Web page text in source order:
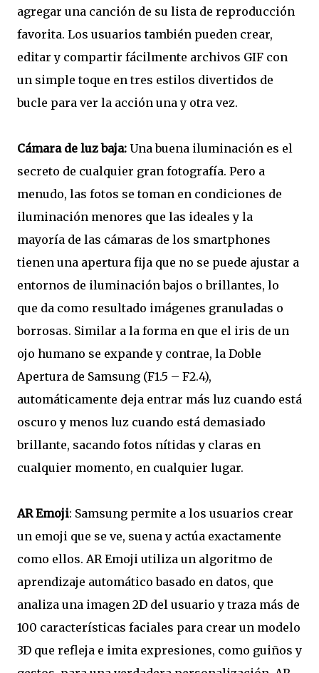
agregar una canción de su lista de reproducción
favorita. Los usuarios también pueden crear,
editar y compartir fácilmente archivos GIF con
un simple toque en tres estilos divertidos de
bucle para ver la acción una y otra vez.
Cámara de luz baja: Una buena iluminación es el
secreto de cualquier gran fotografía. Pero a
menudo, las fotos se toman en condiciones de
iluminación menores que las ideales y la
mayoría de las cámaras de los smartphones
tienen una apertura fija que no se puede ajustar a
entornos de iluminación bajos o brillantes, lo
que da como resultado imágenes granuladas o
borrosas. Similar a la forma en que el iris de un
ojo humano se expande y contrae, la Doble
Apertura de Samsung (F1.5 – F2.4),
automáticamente deja entrar más luz cuando está
oscuro y menos luz cuando está demasiado
brillante, sacando fotos nítidas y claras en
cualquier momento, en cualquier lugar.
AR Emoji: Samsung permite a los usuarios crear
un emoji que se ve, suena y actúa exactamente
como ellos. AR Emoji utiliza un algoritmo de
aprendizaje automático basado en datos, que
analiza una imagen 2D del usuario y traza más de
100 características faciales para crear un modelo
3D que refleja e imita expresiones, como guiños y